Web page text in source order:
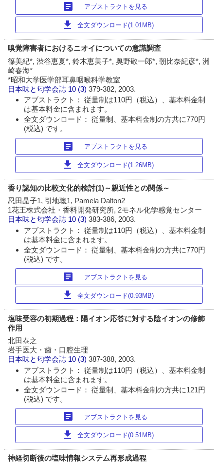
article アブストラクトを見る
download 全文ダウンロード(1.01MB)
嗅覚障害者におけるニオイについての意識調査
篠美紀*, 渋谷恵夏*, 鈴木恵美子*, 奥野敬一郎*, 朝比奈紀彦*, 洲
崎春海*
*昭和大学医学部耳鼻咽喉科学教室
日本味と匂学会誌 10 (3)379-382, 2003.
アブストラクト： 従量制は110円（税込）、基本料金制
は基本料金に含まれます。
全文ダウンロード： 従量制、基本料金制の方共に770円
(税込) です。
article アブストラクトを見る
download 全文ダウンロード(1.26MB)
香り認知の比較文化的検討(1)～親近性との関係～
忍田晶子1, 引地聰1, Pamela Dalton2
1花王株式会社・香料開発研究所, 2モネル化学感覚センター
日本味と匂学会誌 10 (3)383-386, 2003.
アブストラクト： 従量制は110円（税込）、基本料金制
は基本料金に含まれます。
全文ダウンロード： 従量制、基本料金制の方共に770円
(税込) です。
article アブストラクトを見る
download 全文ダウンロード(0.93MB)
塩味受容の初期過程：陽イオン応答に対する陰イオンの修飾
作用
北田泰之
岩手医大・歯・口腔生理
日本味と匂学会誌 10 (3)387-388, 2003.
アブストラクト： 従量制は110円（税込）、基本料金制
は基本料金に含まれます。
全文ダウンロード： 従量制、基本料金制の方共に121円
(税込) です。
article アブストラクトを見る
download 全文ダウンロード(0.51MB)
神経切断後の塩味情報システム再形成過程